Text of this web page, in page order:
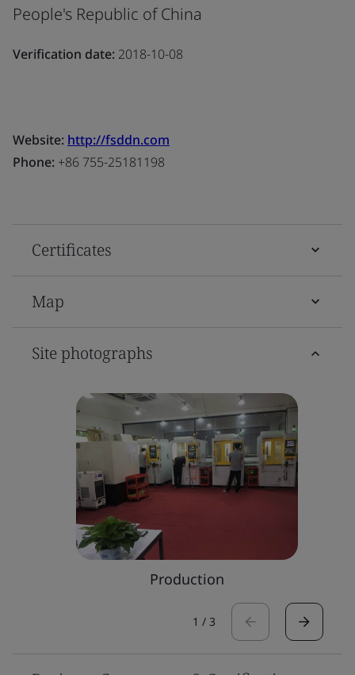
People's Republic of China
Verification date: 2018-10-08
Website: http://fsddn.com
Phone: +86 755-25181198
Certificates
Map
Site photographs
Production
1 / 3